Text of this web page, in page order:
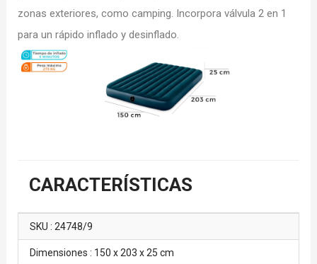
zonas exteriores, como camping. Incorpora válvula 2 en 1
para un rápido inflado y desinflado.
CARACTERÍSTICAS
SKU : 24748/9
Dimensiones : 150 x 203 x 25 cm